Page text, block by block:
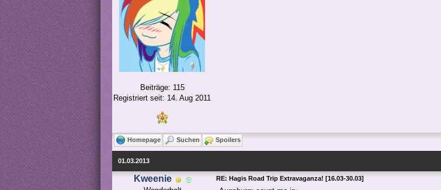
Beiträge: 115
Registriert seit: 14. Aug 2011
Homepage Suchen Spoilers
01.03.2013
Kweenie RE: Hagis Road Trip Extravaganza! [16.03-30.03]